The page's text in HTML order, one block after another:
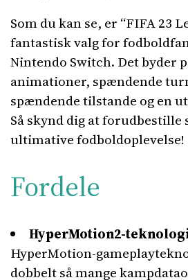
Som du kan se, er “FIFA 23
fantastisk valg for
Nintendo Switch. Det byder
animationer, spændende
spændende tilstande og en
Så skynd dig at forudbestille
ultimative fodboldoplevelse!
Fordele
HyperMotion2-
HyperMotion-
dobbelt så mange